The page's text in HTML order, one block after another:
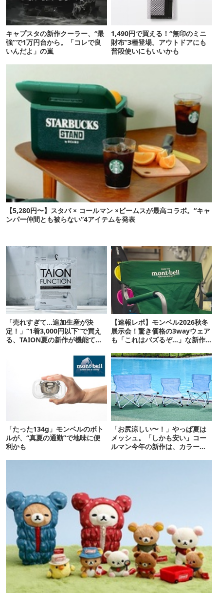
キャプスタの新作クーラー、“最
強”で1万円台から。「コレで良
いんだよ」の嵐
1,490円で買える！“無印のミニ
財布”3種登場。アウトドアにも
普段使いにもいいかも
【5,280円〜】スタバ × コールマン ×ビームスが最高コラボ。“キャ
ンパー仲間とも被らない”4アイテムを発表
「売れすぎて…追加生産が決
定！」“1着3,000円以下”で買え
る、TAION夏の新作が機能てん
【速報レポ】モンベル2026秋冬
展示会！驚き価格の3wayウェア
も「これはバズるぞ…」な新作
「たった134g」モンベルのボト
ルが、“真夏の通勤”で地味に便
利かも
「お尻涼しい〜！」やっぱ夏は
メッシュ。「しかも安い」コー
ルマン今年の新作は、カラーも